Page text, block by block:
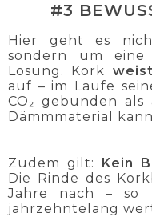
#3
Hier geht es
sondern um eine
Lösung. Kork
auf – im Laufe
CO₂ gebunden als
Dämmmaterial
Zudem gilt: Kein
Die Rinde des
Jahre nach – so
jahrzehntelang